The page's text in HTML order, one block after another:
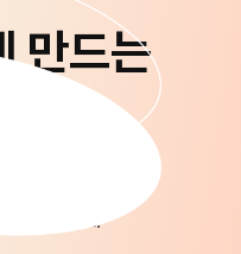
링 강화 및 주의.관리 공지
계최초 3일 정산 오픈
만드는
핑몰
작해보세요.